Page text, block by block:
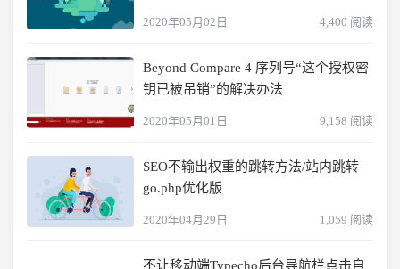
2020年05月02日 4,400 阅读
Beyond Compare 4 序列号“这个授权密
钥已被吊销”的解决办法
2020年05月01日 9,158 阅读
SEO不输出权重的跳转方法/站内跳转
go.php优化版
2020年04月29日 1,059 阅读
不让移动端Typecho后台导航栏点击自